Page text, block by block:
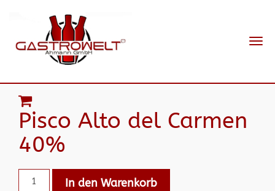
Pisco Alto del Carmen
40%
In den Warenkorb